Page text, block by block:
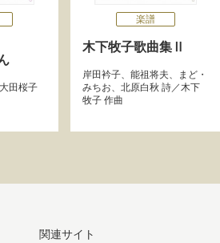
大田桜子
楽譜
木下牧子歌曲集Ⅱ
岸田衿子、 能祖将夫、
まど・
みちお、 北原白秋 詩／木下
牧子 作曲
関連サイト